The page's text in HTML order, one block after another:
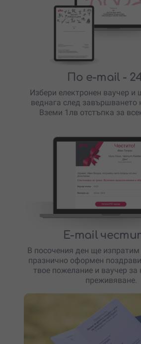
По e-mail -
Избери електронен ваучер и
веднага след завършването
Вземи 1лв отстъпка за
E-mail
В посочения ден ще изпратим
празнично оформен
твое пожелание и ваучер за
преживяване.